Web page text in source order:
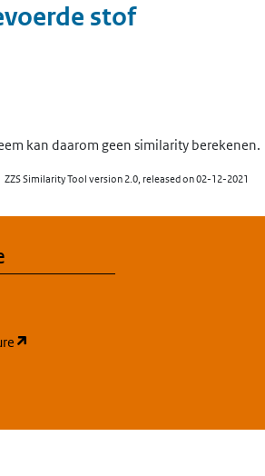
stof
kan daarom geen similarity berekenen.
ZZS Similarity Tool version 2.0, released on 02-12-2021